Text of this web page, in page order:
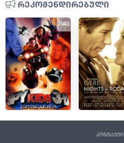
რეკომენდირებული
2003
კონტაქტი